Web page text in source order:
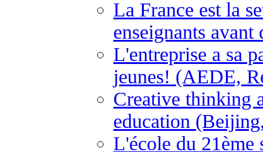
La France est la
enseignants
L'entreprise a sa
jeunes! (AEDE,
Creative thinking
education
L'école du 21ème